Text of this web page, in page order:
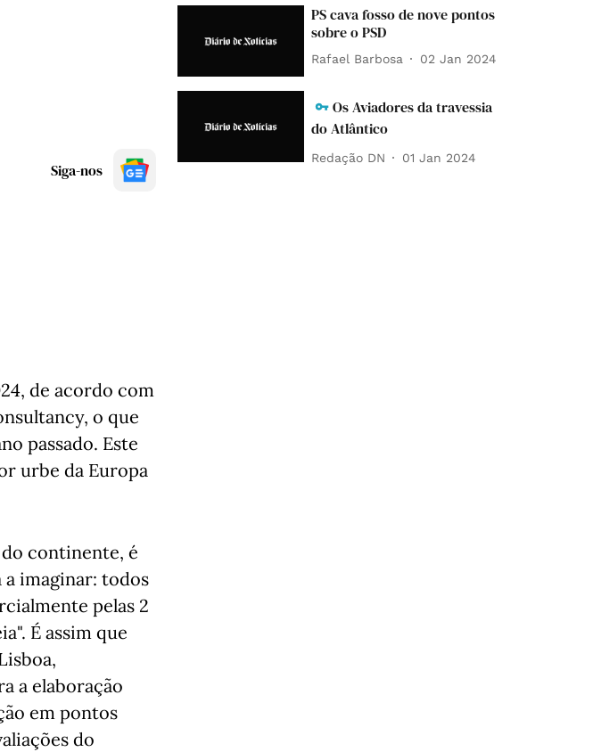
Siga-nos
de acordo com
o que
passado. Este
urbe da Europa
continente, é
a imaginar: todos
pelas 2
É assim que
a elaboração
em pontos
do
PS cava fosso de nove pontos
sobre o PSD
Rafael Barbosa 02 Jan 2024
Os Aviadores da travessia
do Atlântico
Redação DN 01 Jan 2024